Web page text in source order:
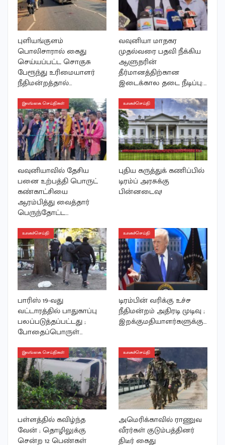
புளியங்குளம்
பொலிசாரால் கைது
செய்யப்பட்ட சொகுசு
பேரூந்து உரிமையாளர்
நீதிமன்றத்தால்…
வவுனியா மாநகர
முதல்வரை பதவி நீக்கிய
ஆளுநரின்
தீர்மானத்திற்கான
இடைக்கால தடை நீடிப்பு:…
இலங்கை செய்திகள்
வவுனியாவில் தேசிய
பனை உற்பத்தி பொருட்
கண்காட்சியை
ஆரம்பித்து வைத்தார்
பெருந்தோட்ட…
உலகச்செய்தி
புதிய கருத்துக் கணிப்பில்
டிரம்ப் அரசுக்கு
பின்னடைவு!
உலகச்செய்தி
பாரிஸ் 19-வது
வட்டாரத்தில் பாதுகாப்பு
பலப்படுத்தப்பட்டது ;
போதைப்பொருள்…
உலகச்செய்தி
டிரம்பின் வரிக்கு உச்ச
நீதிமன்றம் அதிரடி முடிவு ;
இறக்குமதியாளர்களுக்கு…
இலங்கை செய்திகள்
பள்ளத்தில் கவிழ்ந்த
வேன் ; தொழிலுக்கு
சென்ற 12 பெண்கள்
உலகச்செய்தி
அமெரிக்காவில் ராணுவ
வீரர்கள் குடும்பத்தினர்
திடீர் கைது